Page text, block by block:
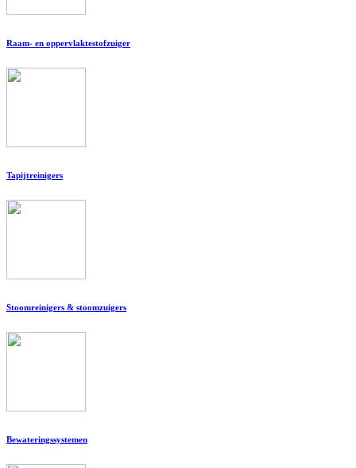
Raam- en oppervlaktestofzuiger
Tapijtreinigers
Stoomreinigers & stoomzuigers
Bewateringssystemen